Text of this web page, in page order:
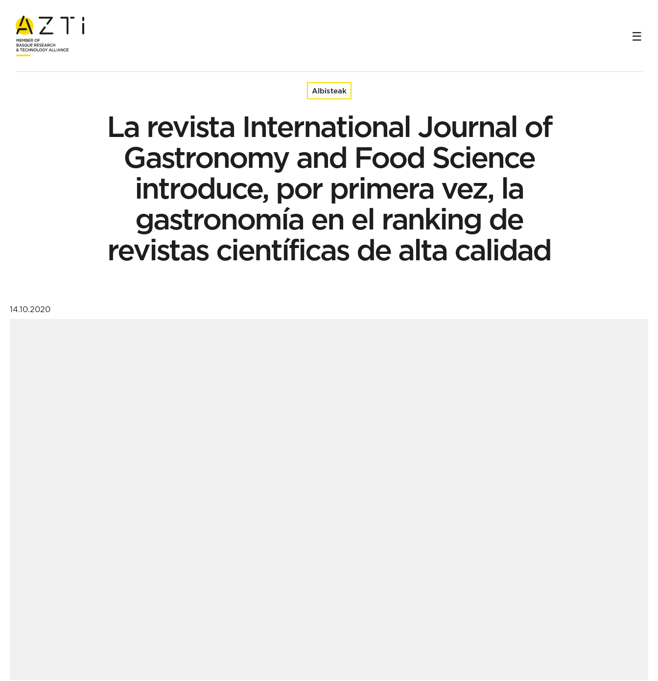
Hasiera Albisteak La revista International Journal of Gastronomy and Food Science introduce, por primera vez, la gastronomía en el ranking de revistas científicas de alta calidad
Albisteak
La revista International Journal of
Gastronomy and Food Science
introduce, por primera vez, la
gastronomía en el ranking de
revistas científicas de alta calidad
14.10.2020